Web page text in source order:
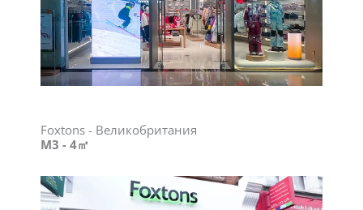
Foxtons - Великобритания
M3 - 4㎡